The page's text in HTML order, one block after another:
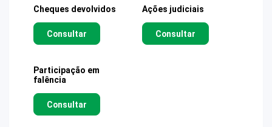
Cheques devolvidos
Consultar
Ações judiciais
Consultar
Participação em
falência
Consultar